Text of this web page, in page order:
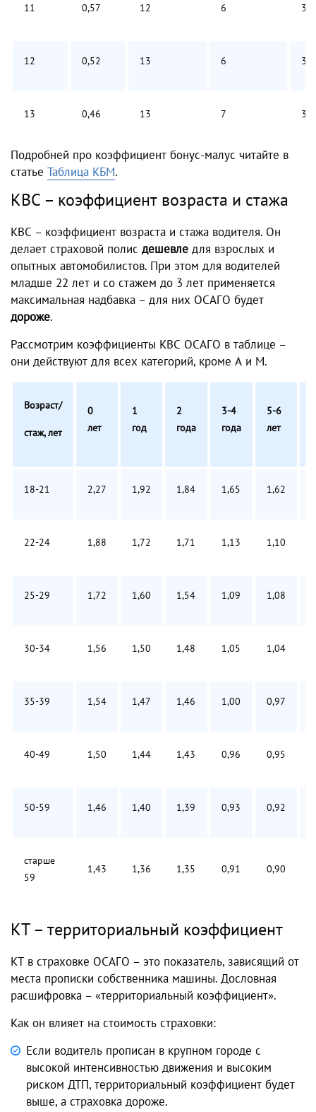
11 0,57 12 6 3
12 0,52 13 6 3
13 0,46 13 7 3
Подробней про коэффициент бонус-малус читайте в
статье Таблица КБМ.
КВС – коэффициент возраста и стажа
КВС – коэффициент возраста и стажа водителя. Он
делает страховой полис дешевле для взрослых и
опытных автомобилистов. При этом для водителей
младше 22 лет и со стажем до 3 лет применяется
максимальная надбавка – для них ОСАГО будет
дороже.
Рассмотрим коэффициенты КВС ОСАГО в таблице –
они действуют для всех категорий, кроме А и М.
Возраст/
стаж, лет
0
лет
1
год
2
года
3-4
года
5-6
лет
18-21 2,27 1,92 1,84 1,65 1,62
22-24 1,88 1,72 1,71 1,13 1,10
25-29 1,72 1,60 1,54 1,09 1,08
30-34 1,56 1,50 1,48 1,05 1,04
35-39 1,54 1,47 1,46 1,00 0,97
40-49 1,50 1,44 1,43 0,96 0,95
50-59 1,46 1,40 1,39 0,93 0,92
старше
59
1,43 1,36 1,35 0,91 0,90
КТ – территориальный коэффициент
КТ в страховке ОСАГО – это показатель, зависящий от
места прописки собственника машины. Дословная
расшифровка – «территориальный коэффициент».
Как он влияет на стоимость страховки:
Если водитель прописан в крупном городе с
высокой интенсивностью движения и высоким
риском ДТП, территориальный коэффициент будет
выше, а страховка дороже.